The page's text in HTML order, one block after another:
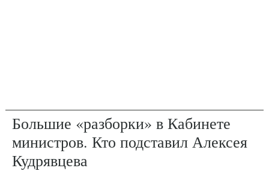
Большие «разборки» в Кабинете
министров. Кто подставил Алексея
Кудрявцева